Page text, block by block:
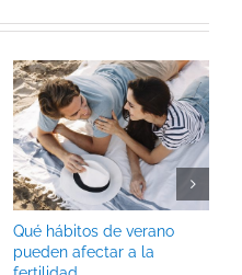
Qué hábitos de verano
pueden afectar a la